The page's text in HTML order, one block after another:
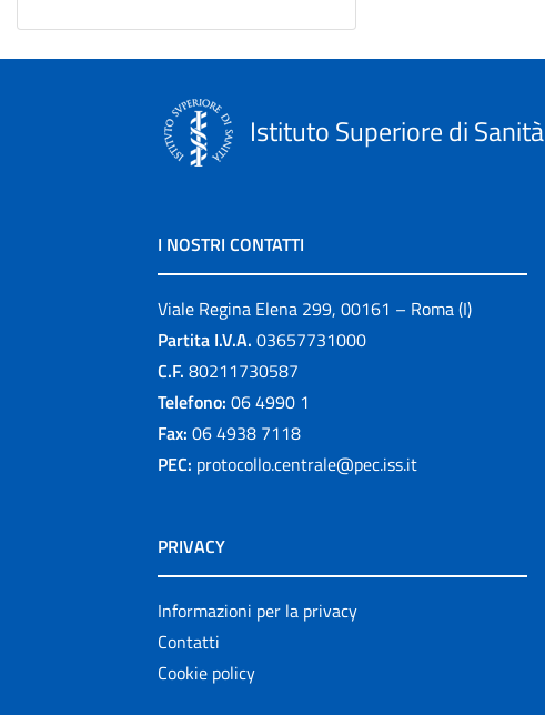
Istituto Superiore di Sanità
I NOSTRI CONTATTI
Viale Regina Elena 299, 00161 – Roma (I)
Partita I.V.A. 03657731000
C.F. 80211730587
Telefono: 06 4990 1
Fax: 06 4938 7118
PEC: protocollo.centrale@pec.iss.it
PRIVACY
Informazioni per la privacy
Contatti
Cookie policy